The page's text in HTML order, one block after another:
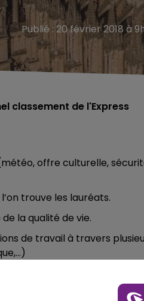
LE WEEK-END
Publié : 20 février 2018 à
classement de l'Express
offre culturelle,
trouve les lauréats.
la qualité de vie.
de travail à travers